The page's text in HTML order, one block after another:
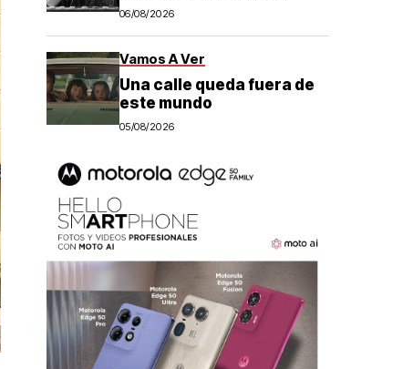
06/08/2026
Vamos A Ver
Una calle queda fuera de
este mundo
05/08/2026